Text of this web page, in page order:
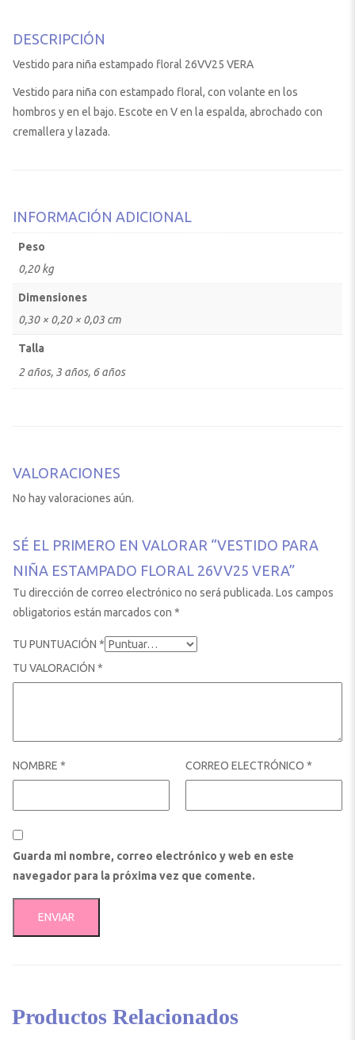
DESCRIPCIÓN
Vestido para niña estampado floral 26VV25 VERA
Vestido para niña con estampado floral, con volante en los
hombros y en el bajo. Escote en V en la espalda, abrochado con
cremallera y lazada.
INFORMACIÓN ADICIONAL
Peso
0,20 kg
Dimensiones
0,30 × 0,20 × 0,03 cm
Talla
2 años, 3 años, 6 años
VALORACIONES
No hay valoraciones aún.
SÉ EL PRIMERO EN VALORAR “VESTIDO PARA
NIÑA ESTAMPADO FLORAL 26VV25 VERA”
Tu dirección de correo electrónico no será publicada. Los campos
obligatorios están marcados con *
TU PUNTUACIÓN *
TU VALORACIÓN *
NOMBRE * CORREO ELECTRÓNICO *
Guarda mi nombre, correo electrónico y web en este
navegador para la próxima vez que comente.
Productos Relacionados